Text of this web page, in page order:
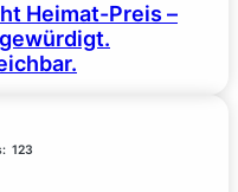
Heimat-Preis –
123